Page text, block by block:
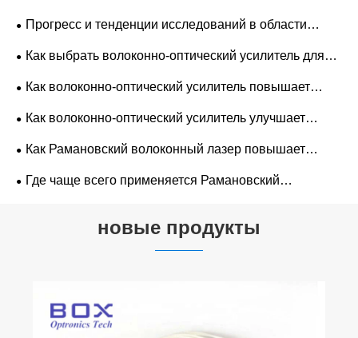
Прогресс и тенденции исследований в области
лазерной накачки
Как выбрать волоконно-оптический усилитель для
систем связи?
Как волоконно-оптический усилитель повышает
качество связи в сетях передачи данных?
Как волоконно-оптический усилитель улучшает
качество передачи сигнала?
Как Рамановский волоконный лазер повышает
эффективность передачи данных?
Где чаще всего применяется Рамановский
новые продукты